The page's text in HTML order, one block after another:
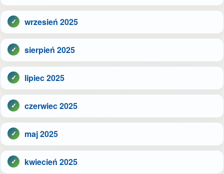
wrzesień 2025
sierpień 2025
lipiec 2025
czerwiec 2025
maj 2025
kwiecień 2025